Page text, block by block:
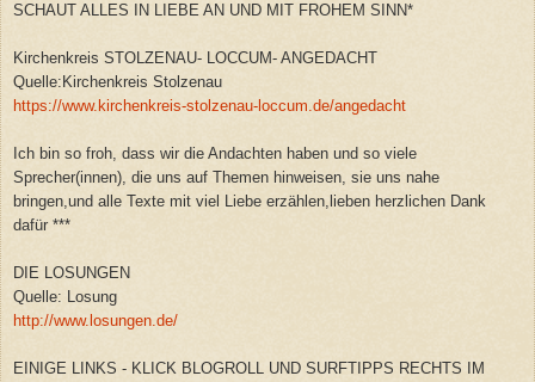
SCHAUT ALLES IN LIEBE AN UND MIT FROHEM SINN*
Kirchenkreis STOLZENAU- LOCCUM- ANGEDACHT
Quelle:Kirchenkreis Stolzenau
https://www.kirchenkreis-stolzenau-loccum.de/angedacht
Ich bin so froh, dass wir die Andachten haben und so viele
Sprecher(innen), die uns auf Themen hinweisen, sie uns nahe
bringen,und alle Texte mit viel Liebe erzählen,lieben herzlichen Dank
dafür ***
DIE LOSUNGEN
Quelle: Losung
http://www.losungen.de/
EINIGE LINKS - KLICK BLOGROLL UND SURFTIPPS RECHTS IM